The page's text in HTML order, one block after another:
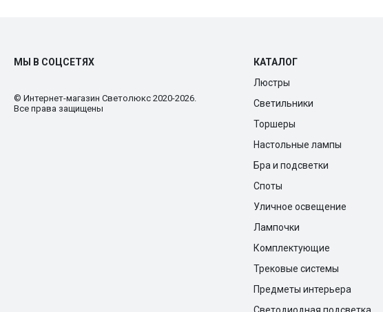
МЫ В СОЦСЕТЯХ
© Интернет-магазин Cветолюкс 2020-2026.
Все права защищены
КАТАЛОГ
Люстры
Светильники
Торшеры
Настольные лампы
Бра и подсветки
Споты
Уличное освещение
Лампочки
Комплектующие
Трековые системы
Предметы интерьера